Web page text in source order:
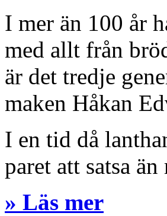
I mer än 100 år
med allt från
är det tredje
maken Håkan
I en tid då
paret att satsa
» Läs mer